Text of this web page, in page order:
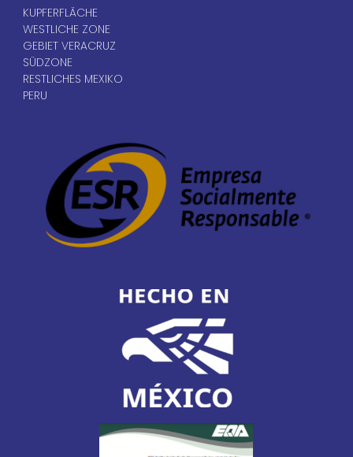
KUPFERFLÄCHE
WESTLICHE ZONE
GEBIET VERACRUZ
SÜDZONE
RESTLICHES MEXIKO
PERU